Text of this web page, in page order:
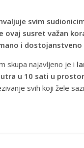
svim
ovaj susret važan
i
skupa najavljeno je i
u 10 sati u
svih koji žele